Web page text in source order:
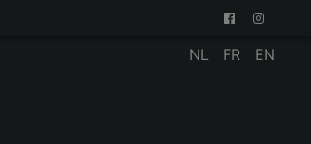
NL FR EN